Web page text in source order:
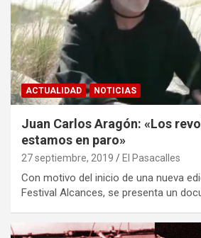
ACTUALIDAD NOTICIAS
Juan Carlos Aragón: «Los
estamos en paro»
27 septiembre, 2019 El Pasacalles
Con motivo del inicio de una nueva
Festival Alcances, se presenta un